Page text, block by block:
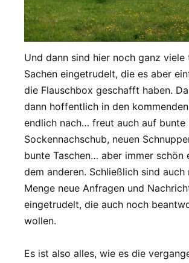
Und dann sind hier noch ganz viele
Sachen eingetrudelt, die es aber
die Flauschbox geschafft haben.
dann hoffentlich in den
endlich nach… freut auch auf bunte
Sockennachschub, neuen
bunte Taschen… aber immer schön
dem anderen. Schließlich sind auch
Menge neue Anfragen und
eingetrudelt, die auch noch
wollen.
Es ist also alles, wie es die